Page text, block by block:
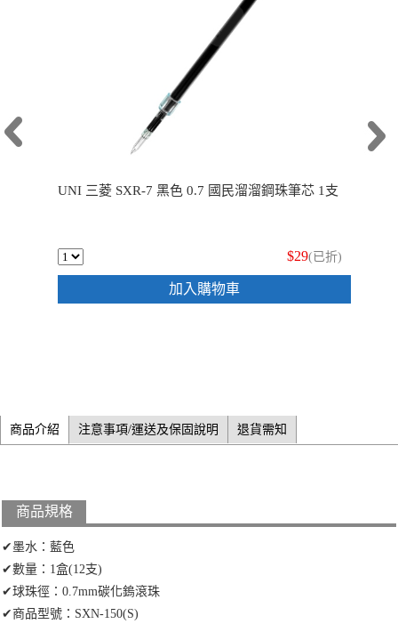
UNI 三菱 SXR-7 黑色 0.7 國民溜溜鋼珠筆芯 1支
$29(已折)
加入購物車
商品介紹 注意事項/運送及保固說明 退貨需知
商品規格
✔墨水：藍色
✔數量：1盒(12支)
✔球珠徑：0.7mm碳化鎢滾珠
✔商品型號：SXN-150(S)